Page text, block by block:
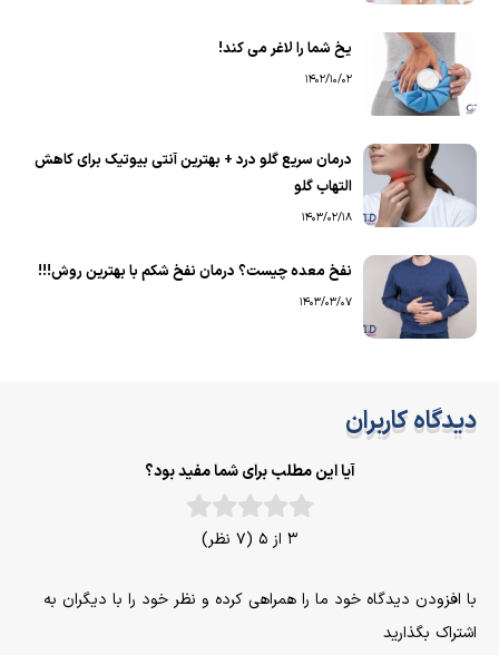
یخ شما را لاغر می کند!
1402/10/02
درمان سریع گلو درد + بهترین آنتی بیوتیک برای کاهش
التهاب گلو
1403/02/18
نفخ معده چیست؟ درمان نفخ شکم با بهترین روش!!!
1403/03/07
دیدگاه کاربران
آیا این مطلب برای شما مفید بود؟
3 از 5 (7 نظر)
با افزودن دیدگاه خود ما را همراهی کرده و نظر خود را با دیگران به
اشتراک بگذارید